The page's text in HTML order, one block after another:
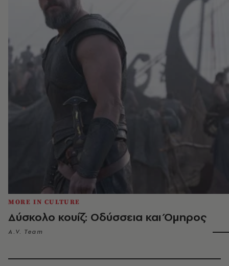
MORE IN CULTURE
Δύσκολο κουίζ: Οδύσσεια και Όμηρος
A.V. Team